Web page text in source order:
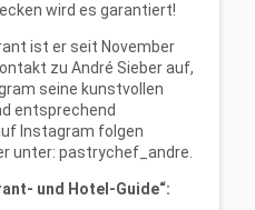
wird es garantiert!
ist er seit November
zu André Sieber auf,
seine kunstvollen
entsprechend
Instagram folgen
unter: pastrychef_andre.
und Hotel-Guide“: